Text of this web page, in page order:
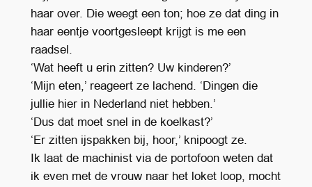
haar over. Die weegt een ton; hoe ze dat ding in
haar eentje voortgesleept krijgt is me een
raadsel.
‘Wat heeft u erin zitten? Uw kinderen?’
‘Mijn eten,’ reageert ze lachend. ‘Dingen die
jullie hier in Nederland niet hebben.’
‘Dus dat moet snel in de koelkast?’
‘Er zitten ijspakken bij, hoor,’ knipoogt ze.
Ik laat de machinist via de portofoon weten dat
ik even met de vrouw naar het loket loop, mocht